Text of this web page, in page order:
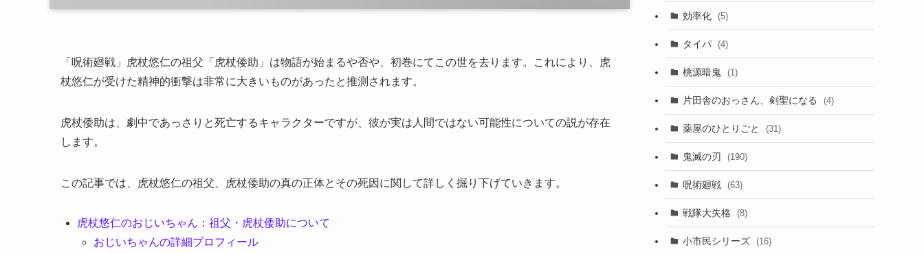
「呪術廻戦」虎杖悠仁の祖父「虎杖倭助」は物語が始まるや否や、初巻にてこの世を去ります。これにより、虎
杖悠仁が受けた精神的衝撃は非常に大きいものがあったと推測されます。
虎杖倭助は、劇中であっさりと死亡するキャラクターですが、彼が実は人間ではない可能性についての説が存在
します。
この記事では、虎杖悠仁の祖父、虎杖倭助の真の正体とその死因に関して詳しく掘り下げていきます。
虎杖悠仁のおじいちゃん：祖父・虎杖倭助について
おじいちゃんの詳細プロフィール
効率化 (5)
タイパ (4)
桃源暗鬼 (1)
片田舎のおっさん、剣聖になる (4)
薬屋のひとりごと (31)
鬼滅の刃 (190)
呪術廻戦 (63)
戦隊大失格 (8)
小市民シリーズ (16)